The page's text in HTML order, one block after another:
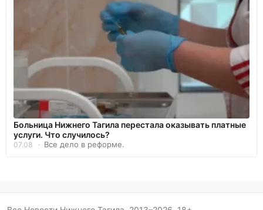
Больница Нижнего Тагила перестала оказывать платные
услуги. Что случилось?
07.08 Все дело в реформе.